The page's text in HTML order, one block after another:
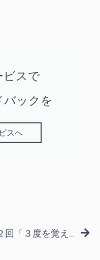
ビスで
バックを
スへ
第２回「３度を覚えよう」